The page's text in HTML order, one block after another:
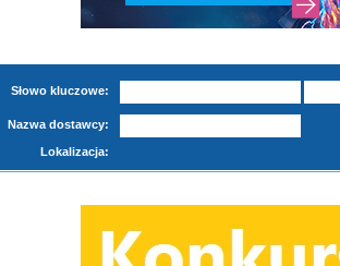
Słowo kluczowe:
Nazwa dostawcy:
Lokalizacja: